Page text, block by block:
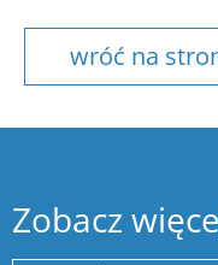
wróć na
Zobacz